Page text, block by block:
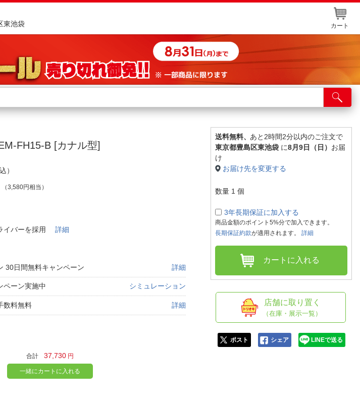
東池袋
カート
がす
問合せ
店舗サービス
ネット取り置き
FH15-B [カナル型]
）
（3,580円相当）
ライバーを採用詳細
30日間無料キャンペーン 詳細
ペーン実施中 シミュレーション
数料無料 詳細
合計 37,730 円
一緒にカートに入れる
送料無料、 あと2時間2分以内のご注文で
東京都豊島区東池袋 に8月9日（日） お届
け
お届け先を変更する
数量 1 個
3年長期保証に加入する
商品金額のポイント5%分で加入できます。
長期保証約款が適用されます。 詳細
カートに入れる
店舗に取り置く
（在庫・展示一覧）
ポスト シェア LINEで送る